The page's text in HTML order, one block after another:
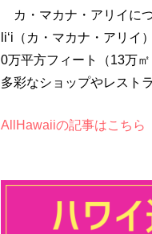
カ・マカナ・アリイに
li‘i（カ・マカナ・アリ
0万平方フィート（13万㎡
多彩なショップやレスト
AllHawaiiの記事はこちら